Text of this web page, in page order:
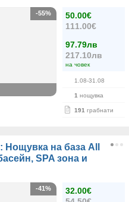
50.00€
111.00€
97.79лв
217.10лв
на човек
1.08-31.08
1 нощувка
191 грабнати
-55%
на база All
SPA зона и
32.00€
-41%